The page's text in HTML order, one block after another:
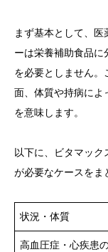
まず基本として、
ーは栄養補助食品に
を必要としません。
面、体質や持病によ
を意味します。
以下に、ビタマッ
が必要なケースをま
状況・体質
高血圧症・心疾患